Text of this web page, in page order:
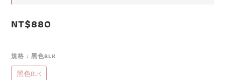
NT$880
規格 : 黑色BLK
黑色BLK